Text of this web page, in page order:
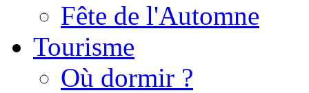
Fête de l'Automne
Tourisme
Où dormir ?